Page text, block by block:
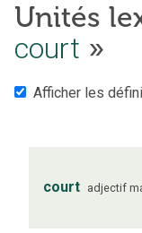
Unités
court »
Afficher les
court adjectif